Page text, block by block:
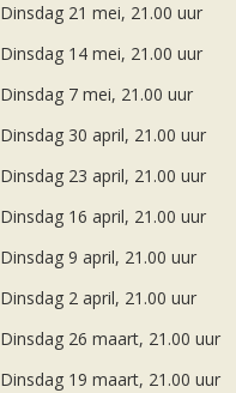
Dinsdag 21 mei, 21.00 uur
Dinsdag 14 mei, 21.00 uur
Dinsdag 7 mei, 21.00 uur
Dinsdag 30 april, 21.00 uur
Dinsdag 23 april, 21.00 uur
Dinsdag 16 april, 21.00 uur
Dinsdag 9 april, 21.00 uur
Dinsdag 2 april, 21.00 uur
Dinsdag 26 maart, 21.00 uur
Dinsdag 19 maart, 21.00 uur